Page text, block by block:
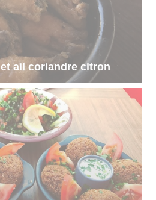
ail coriandre citron